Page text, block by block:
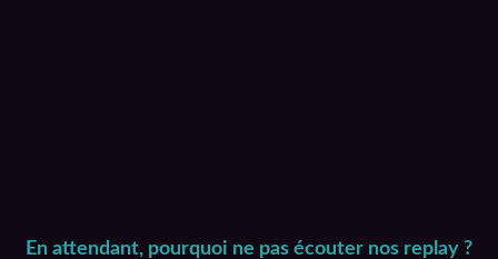
En attendant, pourquoi ne pas écouter nos replay ?